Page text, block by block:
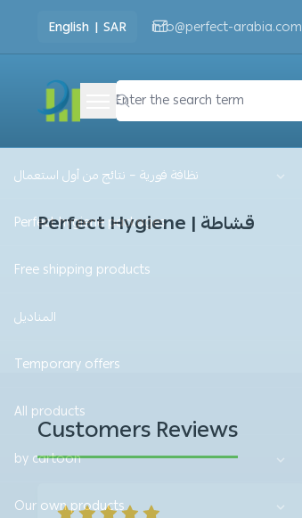
English | SAR info@perfect-arabia.com
Perfect hygiene
نظافة فورية – نتائج من أول استعمال
Perfect hygiene packages
Free shipping products
المناديل
Temporary offers
All products
by cartoon
Our own products
Perfect Hygiene | قشاطة
Customers Reviews